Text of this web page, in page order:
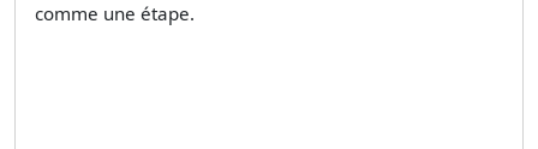
comme une étape.